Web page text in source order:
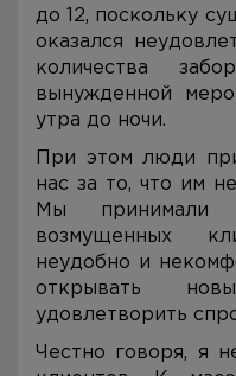
до 12, поскольку
оказался
количества
вынужденной
утра до ночи.
При этом люди
нас за то, что им
Мы принимали
возмущенных
неудобно и
открывать
удовлетворить
Честно говоря, я